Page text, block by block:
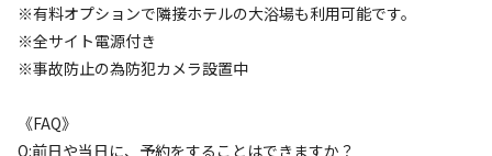
※有料オプションで隣接ホテルの大浴場も利用可能です。
※全サイト電源付き
※事故防止の為防犯カメラ設置中
《FAQ》
Q:前日や当日に、予約をすることはできますか？
キャンプ場からのお知らせ
2025.11.25更新
アーリーチェックインご希望の場合はキャンプ場までお問い